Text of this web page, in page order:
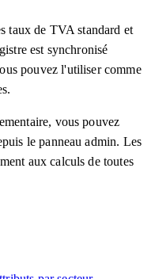
taux de TVA standard et
est synchronisé
pouvez l'utiliser comme
vous pouvez
le panneau admin. Les
aux calculs de toutes